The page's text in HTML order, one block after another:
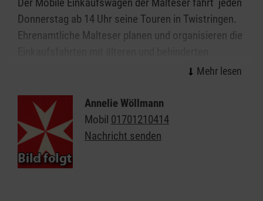
Der Mobile Einkaufswagen der Malteser fährt jeden
Donnerstag ab 14 Uhr seine Touren in Twistringen.
Ehrenamtliche Malteser planen und organisieren die
Menschen, die zwar noch zu Hause oder im
selbstständig versorgen können.
Angesteuert werden Supermärkte und
Einkaufszentren mit mehreren Geschäften unter
einem Dach. Der Mobile Einkaufswagen ermöglicht
Annelie Wöllmann
Mobil 01701210414
Nachricht senden